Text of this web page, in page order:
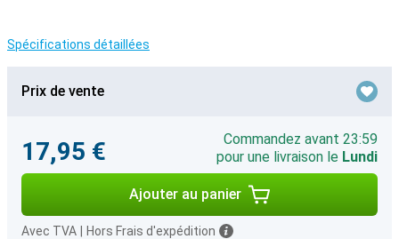
Spécifications détaillées
Prix de vente
17,95 €
Commandez avant 23:59
pour une livraison le Lundi
Ajouter au panier
Avec TVA Hors Frais d'expédition